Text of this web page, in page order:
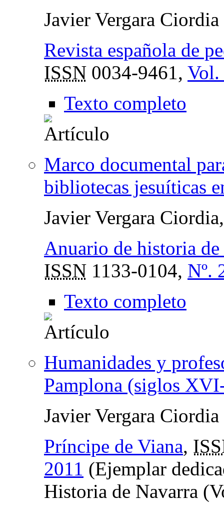
Javier Vergara Ciordia
Revista española de
ISSN 0034-9461, Vol.
Texto completo
Marco documental
bibliotecas jesuíticas
Javier Vergara
Anuario de historia
ISSN 1133-0104, Nº.
Texto completo
Humanidades y
Pamplona (siglos
Javier Vergara Ciordia
Príncipe de Viana,
2011 (Ejemplar
Historia de Navarra